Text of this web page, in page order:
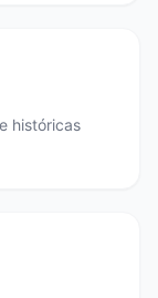
históricas